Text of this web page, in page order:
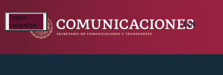
Toggle
navigation